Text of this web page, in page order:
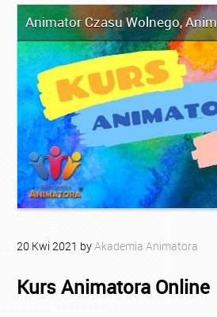
Animator Czasu Wolnego,
20 Kwi 2021 byAkademia Animatora
Kurs Animatora Online